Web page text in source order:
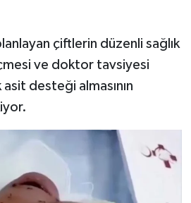
çiftlerin düzenli sağlık
ve doktor tavsiyesi
desteği almasının